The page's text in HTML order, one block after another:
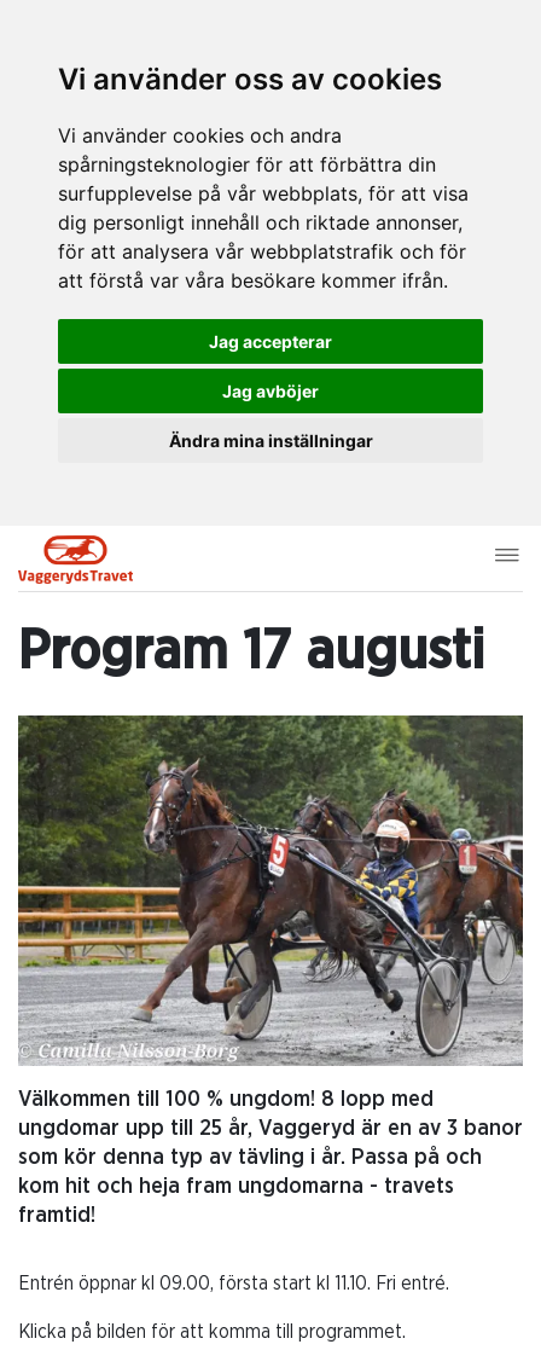
Vi använder oss av cookies
Vi använder cookies och andra
spårningsteknologier för att förbättra din
surfupplevelse på vår webbplats, för att visa
dig personligt innehåll och riktade annonser,
för att analysera vår webbplatstrafik och för
att förstå var våra besökare kommer ifrån.
Jag accepterar
Jag avböjer
Ändra mina inställningar
Program 17 augusti
Välkommen till 100 % ungdom! 8 lopp med
ungdomar upp till 25 år, Vaggeryd är en av 3 banor
som kör denna typ av tävling i år. Passa på och
kom hit och heja fram ungdomarna - travets
framtid!
Entrén öppnar kl 09.00, första start kl 11.10. Fri entré.
Klicka på bilden för att komma till programmet.